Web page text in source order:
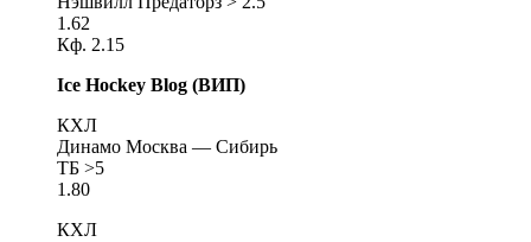
1.62
Кф. 2.15
Ice Hockey Blog (ВИП)
КХЛ
Динамо Москва — Сибирь
ТБ >5
1.80
КХЛ